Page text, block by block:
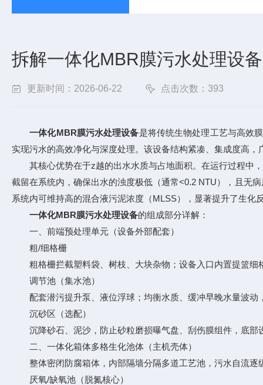
拆解一体化MBR膜污水处理设
更新时间：2026-06-22 点击次数：393
一体化MBR膜污水处理设备是将传统生物处理工艺与高效
实现污水的高效净化与深度处理。该设备结构紧凑、集成度高
其核心优势在于z越的出水水质与占地面积。在运行过程中，
截留在系统内，确保出水的浊度极低（通常<0.2 NTU），且无
系统内可维持高的混合液污泥浓度（MLSS），显著提升了生
一体化MBR膜污水处理设备的组成部分详解：
一、前端预处理单元（设备外部配套）
粗/细格栅
粗格栅拦截塑料袋、树枝、大块杂物；设备入口内置提篮细
调节池（集水池）
配套潜污提升泵、液位浮球；均衡水质、缓冲早晚水量波动
沉砂区（选配）
沉降砂石、泥沙，防止砂粒磨损曝气盘、刮伤膜组件，底部
二、一体化箱体多格生化池体（主机壳体）
整体密闭防腐箱体，内部隔墙分隔多道工艺池，污水自流逐
厌氧/缺氧池（脱氮核心）